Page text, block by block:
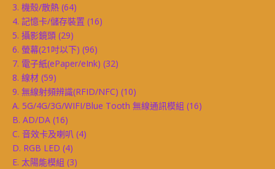
3. 機殼/散熱 (64)
4. 記憶卡/儲存裝置 (16)
5. 攝影鏡頭 (29)
6. 螢幕(21吋以下) (96)
7. 電子紙(ePaper/eInk) (32)
8. 線材 (59)
9. 無線射頻辨識(RFID/NFC) (10)
A. 5G/4G/3G/WIFI/Blue Tooth 無線通訊模組 (16)
B. AD/DA (16)
C. 音效卡及喇叭 (4)
D. RGB LED (4)
E. 太陽能模組 (3)